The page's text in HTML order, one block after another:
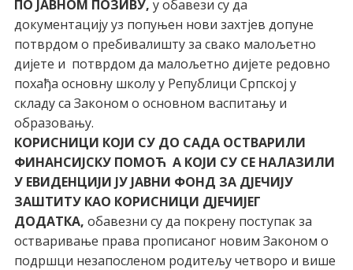
ПО ЈАВНОМ ПОЗИВУ, у обавези су да
документацију уз попуњен нови захтјев допуне
потврдом о пребивалишту за свако малољетно
дијете и потврдом да малољетно дијете редовно
похађа основну школу у Републици Српској у
складу са Законом о основном васпитању и
образовању.
КОРИСНИЦИ КОЈИ СУ ДО САДА ОСТВАРИЛИ
ФИНАНСИЈСКУ ПОМОЋ А КОЈИ СУ СЕ НАЛАЗИЛИ
У ЕВИДЕНЦИЈИ ЈУ ЈАВНИ ФОНД ЗА ДЈЕЧИЈУ
ЗАШТИТУ КАО КОРИСНИЦИ ДЈЕЧИЈЕГ
ДОДАТКА, обавезни су да покрену поступак за
остваривање права прописаног новим Законом о
подршци незапосленом родитељу четворо и више